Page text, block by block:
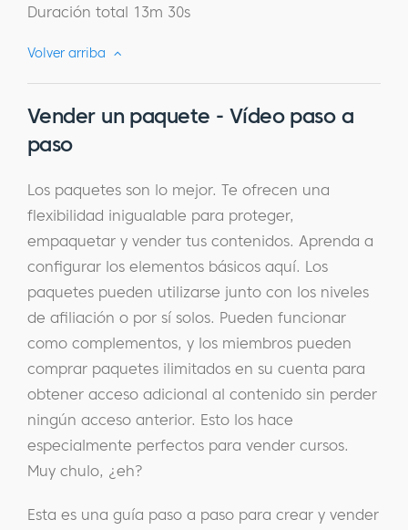
Duración total 13m 30s
Volver arriba
Vender un paquete - Vídeo paso a
paso
Los paquetes son lo mejor. Te ofrecen una
flexibilidad inigualable para proteger,
empaquetar y vender tus contenidos. Aprenda a
configurar los elementos básicos aquí. Los
paquetes pueden utilizarse junto con los niveles
de afiliación o por sí solos. Pueden funcionar
como complementos, y los miembros pueden
comprar paquetes ilimitados en su cuenta para
obtener acceso adicional al contenido sin perder
ningún acceso anterior. Esto los hace
especialmente perfectos para vender cursos.
Muy chulo, ¿eh?
Esta es una guía paso a paso para crear y vender